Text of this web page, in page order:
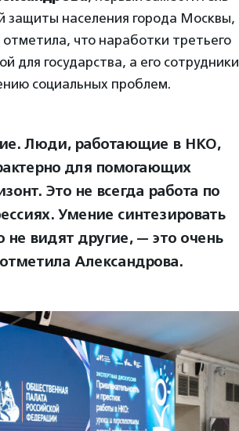
защиты населения города Москвы,
что наработки третьего
для государства, а его сотрудники
социальных проблем.
Люди, работающие в НКО,
для помогающих
Это не всегда работа по
Умение синтезировать
не видят другие, — это очень
Александрова.